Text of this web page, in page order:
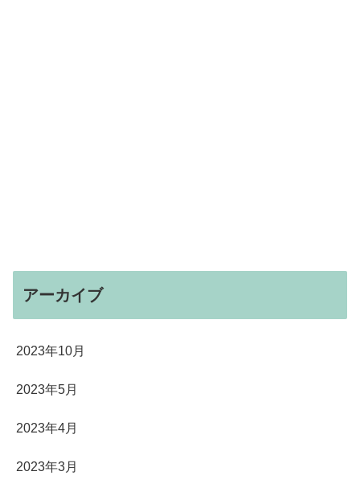
アーカイブ
2023年10月
2023年5月
2023年4月
2023年3月